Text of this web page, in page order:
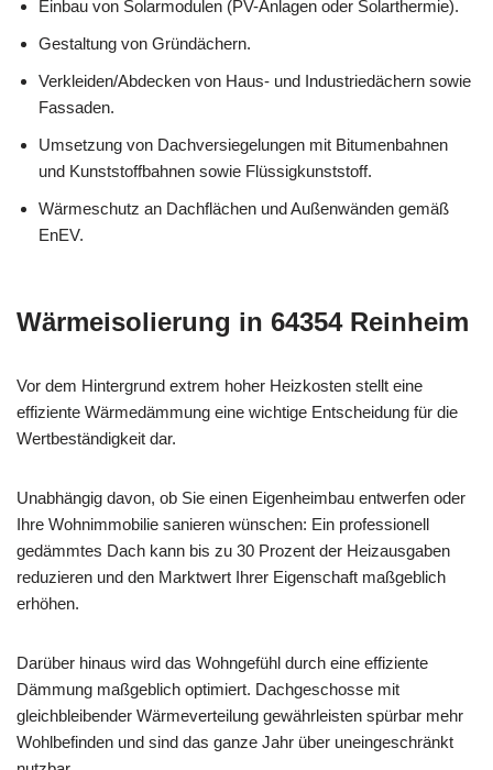
Einbau von Solarmodulen (PV-Anlagen oder Solarthermie).
Gestaltung von Gründächern.
Verkleiden/Abdecken von Haus- und Industriedächern sowie
Fassaden.
Umsetzung von Dachversiegelungen mit Bitumenbahnen
und Kunststoffbahnen sowie Flüssigkunststoff.
Wärmeschutz an Dachflächen und Außenwänden gemäß
EnEV.
Wärmeisolierung in 64354 Reinheim
Vor dem Hintergrund extrem hoher Heizkosten stellt eine
effiziente Wärmedämmung eine wichtige Entscheidung für die
Wertbeständigkeit dar.
Unabhängig davon, ob Sie einen Eigenheimbau entwerfen oder
Ihre Wohnimmobilie sanieren wünschen: Ein professionell
gedämmtes Dach kann bis zu 30 Prozent der Heizausgaben
reduzieren und den Marktwert Ihrer Eigenschaft maßgeblich
erhöhen.
Darüber hinaus wird das Wohngefühl durch eine effiziente
Dämmung maßgeblich optimiert. Dachgeschosse mit
gleichbleibender Wärmeverteilung gewährleisten spürbar mehr
Wohlbefinden und sind das ganze Jahr über uneingeschränkt